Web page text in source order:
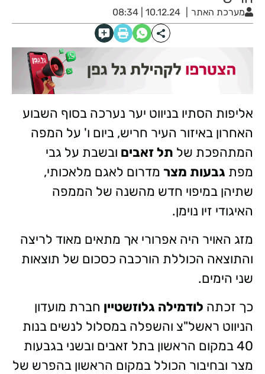
מערכת האתר 10.12.24 | 08:34
אליפות הסתיו בניווט יער נערכה בסוף השבוע
האחרון באיזור העיר חריש, ביום ו' על המפה
המתהפכת של תל זאבים ובשבת על גבי
מפת גבעות מצר מדרום לאגם מלאכותי,
שתיהן במיפוי חדש מהשנה של הממפה
האיגודי זיו נוימן.
מזג האויר היה אפרורי אך מתאים מאוד לריצה
והתוצאה הכוללת הורכבה כסכום של תוצאות
שני הימים.
כך זכתה לודמילה גלוזשטיין חברת מועדון
הניווט ראשל"צ והשפלה במסלול לנשים בנות
40 במקום הראשון בתל זאבים ובשני בגבעות
מצר ובחיבור הכולל במקום הראשון בהפרש של